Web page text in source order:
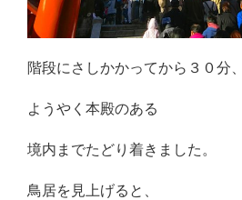
階段にさしかかってから３０分、
ようやく本殿のある
境内までたどり着きました。
鳥居を見上げると、